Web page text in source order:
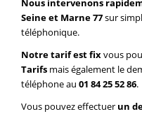
Nous intervenons
Seine et Marne 77sur
téléphonique.
Notre tarif est fixvous
Tarifs mais également le
téléphone au 01 84 25 52 86.
Vous pouvez effectuer un